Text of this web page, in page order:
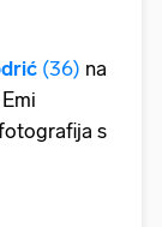
(36) na
s